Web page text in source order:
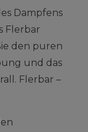
Dampfens
Flerbar
den puren
und das
Flerbar –